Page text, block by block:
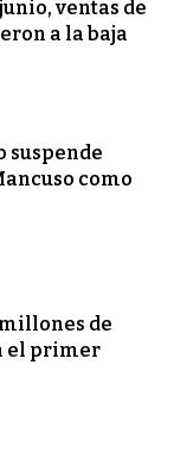
ventas de
a la baja
suspende
como
de
el primer